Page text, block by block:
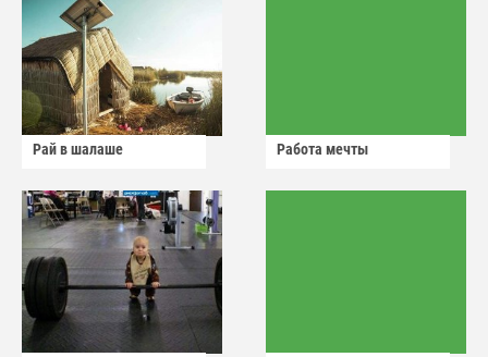
Рай в шалаше Работа мечты